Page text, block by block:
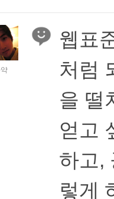
웹표
처럼
을 떨
얻고
하고,
렇게